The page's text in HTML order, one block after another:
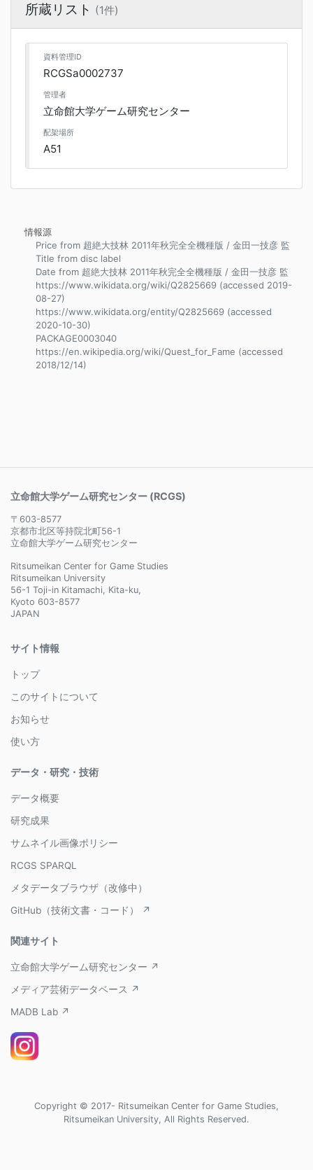
所蔵リスト (1件)
資料管理ID
RCGSa0002737
管理者
立命館大学ゲーム研究センター
配架場所
A51
情報源
Price from 超絶大技林 2011年秋完全全機種版 / 金田一技彦 監
Title from disc label
Date from 超絶大技林 2011年秋完全全機種版 / 金田一技彦 監
https://www.wikidata.org/wiki/Q2825669 (accessed 2019-
08-27)
https://www.wikidata.org/entity/Q2825669 (accessed
2020-10-30)
PACKAGE0003040
https://en.wikipedia.org/wiki/Quest_for_Fame (accessed
2018/12/14)
立命館大学ゲーム研究センター (RCGS)
〒603-8577
京都市北区等持院北町56-1
立命館大学ゲーム研究センター
Ritsumeikan Center for Game Studies
Ritsumeikan University
56-1 Toji-in Kitamachi, Kita-ku,
Kyoto 603-8577
JAPAN
サイト情報
トップ
このサイトについて
お知らせ
使い方
データ・研究・技術
データ概要
研究成果
サムネイル画像ポリシー
RCGS SPARQL
メタデータブラウザ（改修中）
GitHub（技術文書・コード） ↗
関連サイト
立命館大学ゲーム研究センター ↗
メディア芸術データベース ↗
MADB Lab ↗
Copyright © 2017- Ritsumeikan Center for Game Studies,
Ritsumeikan University, All Rights Reserved.